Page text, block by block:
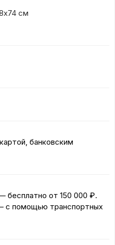
см
банковским
бесплатно от 150 000 ₽.
с помощью транспортных